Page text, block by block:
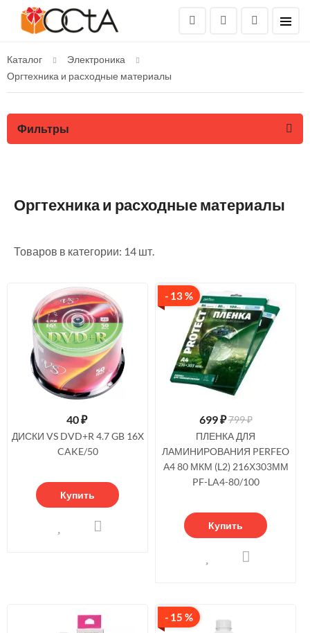
Каталог
Электроника
Оргтехника и расходные материалы
Фильтры
Оргтехника и расходные материалы
Товаров в категории: 14 шт.
40₽
ДИСКИ VS DVD+R 4.7 GB 16X
CAKE/50
Купить
- 13 %
699₽799 ₽
ПЛЕНКА ДЛЯ
ЛАМИНИРОВАНИЯ PERFEO
А4 80 МКМ (L2) 216Х303ММ
PF-LA4-80/100
Купить
- 15 %